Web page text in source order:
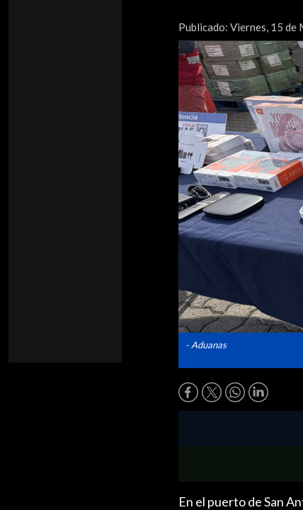
Publicado: Viernes, 15 de
- Aduanas
En el puerto de San